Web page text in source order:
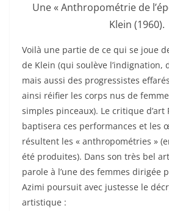
Une « Anthropométrie de
Klein (1960).
Voilà une partie de ce qui se joue
de Klein (qui soulève l’indignation,
mais aussi des progressistes
ainsi réifier les corps nus de
simples pinceaux). Le critique d’art
baptisera ces performances et les
résultent les « anthropométries »
été produites). Dans son très bel
parole à l’une des femmes dirigée
Azimi poursuit avec justesse le
artistique :